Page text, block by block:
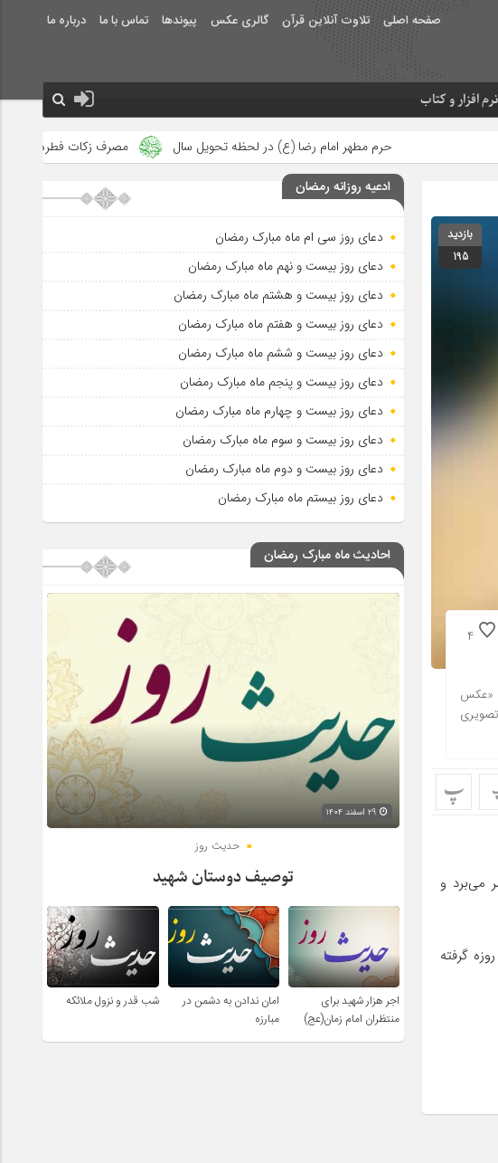
صفحه اصلی تلاوت آنلاین قرآن گالری عکس پیوندها تماس با ما درباره ما
نرم افزار و کتاب
مطهر امام رضا (ع) در لحظه تحویل سال مصرف زکات فطره در امور فرهنگی
بازدید
195
4
«عکس
تصویری
پ
می‌برد و
روز شعبان روزه گرفته
ادعیه روزانه رمضان
دعای روز سی ام ماه مبارک رمضان
دعای روز بیست و نهم ماه مبارک رمضان
دعای روز بیست و هشتم ماه مبارک رمضان
دعای روز بیست و هفتم ماه مبارک رمضان
دعای روز بیست و ششم ماه مبارک رمضان
دعای روز بیست و پنجم ماه مبارک رمضان
دعای روز بیست و چهارم ماه مبارک رمضان
دعای روز بیست و سوم ماه مبارک رمضان
دعای روز بیست و دوم ماه مبارک رمضان
دعای روز بیستم ماه مبارک رمضان
احادیث ماه مبارک رمضان
حدیث روز
توصیف دوستان شهید
اجر هزار شهید برای
منتظران امام زمان(عج)
امان ندادن به دشمن در
مبارزه
شب قدر و نزول ملائکه